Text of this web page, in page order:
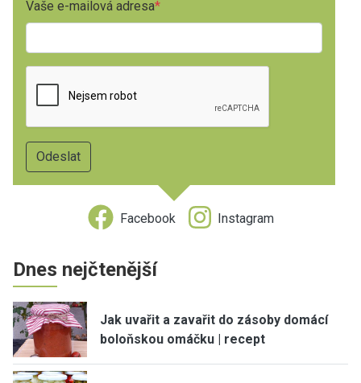
Vaše e-mailová adresa
Facebook Instagram
Dnes nejčtenější
Jak uvařit a zavařit do zásoby domácí
boloňskou omáčku | recept